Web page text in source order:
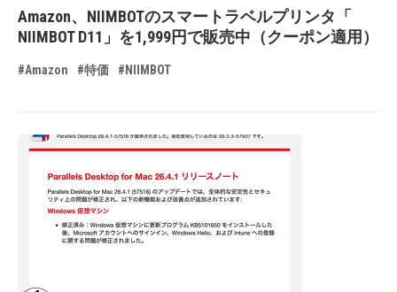
Amazon、NIIMBOTのスマートラベルプリンタ「
NIIMBOT D11」を1,999円で販売中（クーポン適用）
#Amazon #特価 #NIIMBOT